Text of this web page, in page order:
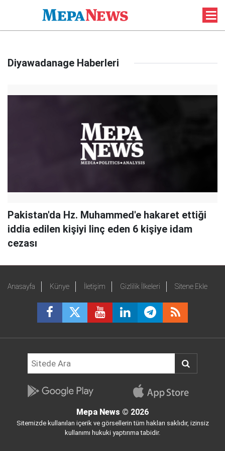
Diyawadanage Haberleri
Pakistan'da Hz. Muhammed'e hakaret ettiği
iddia edilen kişiyi linç eden 6 kişiye idam
cezası
Anasayfa Künye İletişim Gizlilik İlkeleri Sitene Ekle
Mepa News © 2026
Sitemizde kullanılan içerik ve görsellerin tüm hakları saklıdır, izinsiz
kullanımı hukuki yaptırıma tabidir.